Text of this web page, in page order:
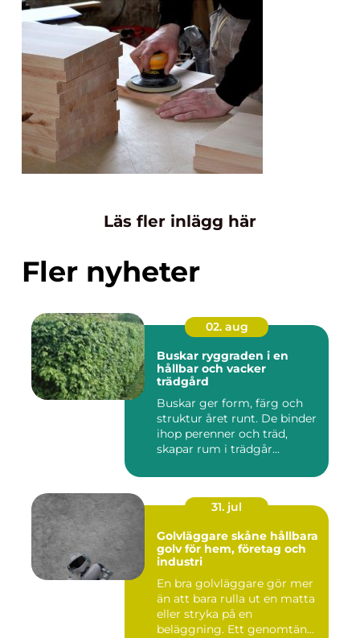
Läs fler inlägg här
Fler nyheter
02. aug
Buskar ryggraden i en
hållbar och vacker
trädgård
Buskar ger form, färg och
struktur året runt. De binder
ihop perenner och träd,
skapar rum i trädgår...
31. jul
Golvläggare skåne hållbara
golv för hem, företag och
industri
En bra golvläggare gör mer
än att bara rulla ut en matta
eller stryka på en
beläggning. Ett genomtän...